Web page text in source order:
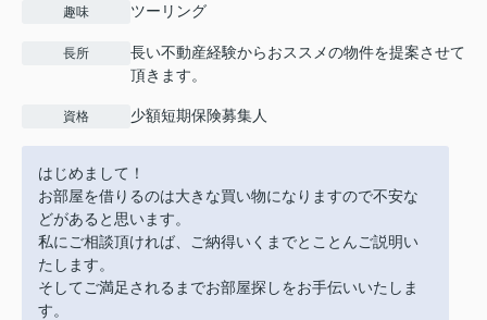
趣味 ツーリング
長所
長い不動産経験からおススメの物件を提案させて
頂きます。
資格 少額短期保険募集人
はじめまして！
お部屋を借りるのは大きな買い物になりますので不安な
どがあると思います。
私にご相談頂ければ、ご納得いくまでとことんご説明い
たします。
そしてご満足されるまでお部屋探しをお手伝いいたしま
す。